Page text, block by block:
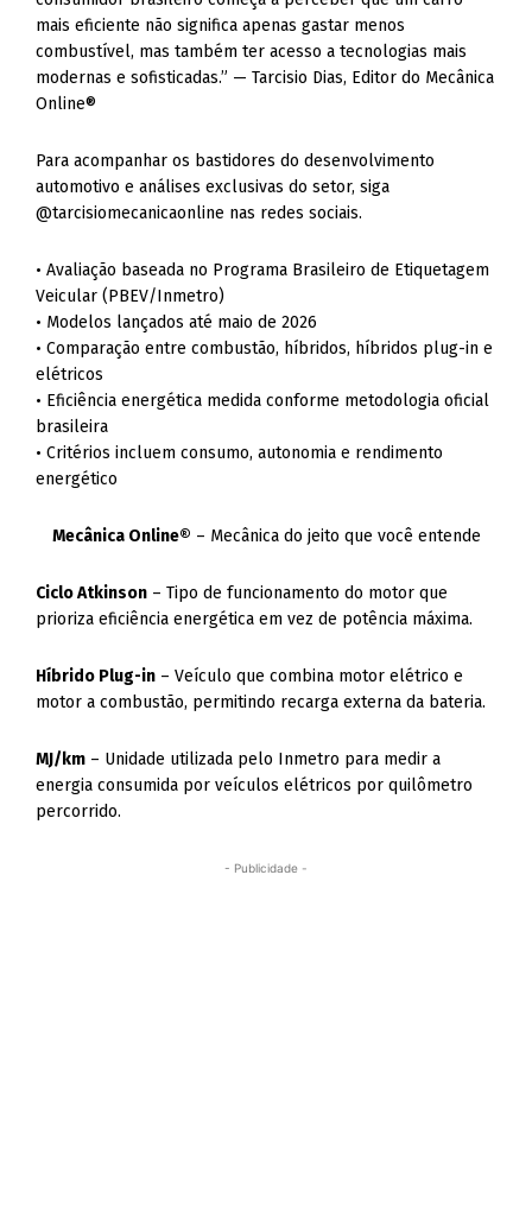
mais eficiente não significa apenas gastar menos
combustível, mas também ter acesso a tecnologias mais
modernas e sofisticadas.” — Tarcisio Dias, Editor do Mecânica
Online®
Para acompanhar os bastidores do desenvolvimento
automotivo e análises exclusivas do setor, siga
@tarcisiomecanicaonline nas redes sociais.
• Avaliação baseada no Programa Brasileiro de Etiquetagem
Veicular (PBEV/Inmetro)
• Modelos lançados até maio de 2026
• Comparação entre combustão, híbridos, híbridos plug-in e
elétricos
• Eficiência energética medida conforme metodologia oficial
brasileira
• Critérios incluem consumo, autonomia e rendimento
energético
Mecânica Online® – Mecânica do jeito que você entende
Ciclo Atkinson – Tipo de funcionamento do motor que
prioriza eficiência energética em vez de potência máxima.
Híbrido Plug-in – Veículo que combina motor elétrico e
motor a combustão, permitindo recarga externa da bateria.
MJ/km – Unidade utilizada pelo Inmetro para medir a
energia consumida por veículos elétricos por quilômetro
percorrido.
- Publicidade -